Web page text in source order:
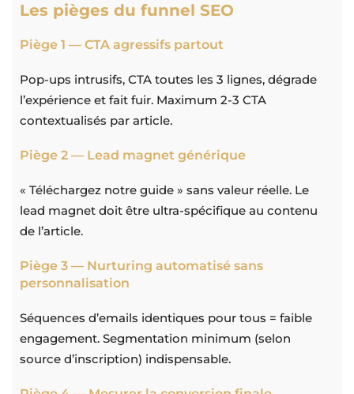
Les pièges du funnel SEO
Piège 1 — CTA agressifs partout
Pop-ups intrusifs, CTA toutes les 3 lignes, dégrade
l’expérience et fait fuir. Maximum 2-3 CTA
contextualisés par article.
Piège 2 — Lead magnet générique
« Téléchargez notre guide » sans valeur réelle. Le
lead magnet doit être ultra-spécifique au contenu
de l’article.
Piège 3 — Nurturing automatisé sans
personnalisation
Séquences d’emails identiques pour tous = faible
engagement. Segmentation minimum (selon
source d’inscription) indispensable.